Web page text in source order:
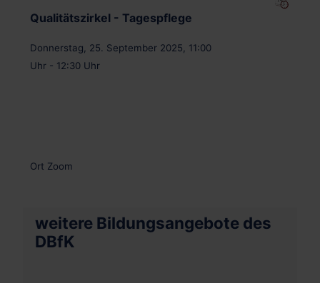
Qualitätszirkel - Tagespflege
Donnerstag, 25. September 2025, 11:00
Uhr - 12:30 Uhr
Ort Zoom
weitere Bildungsangebote des
DBfK